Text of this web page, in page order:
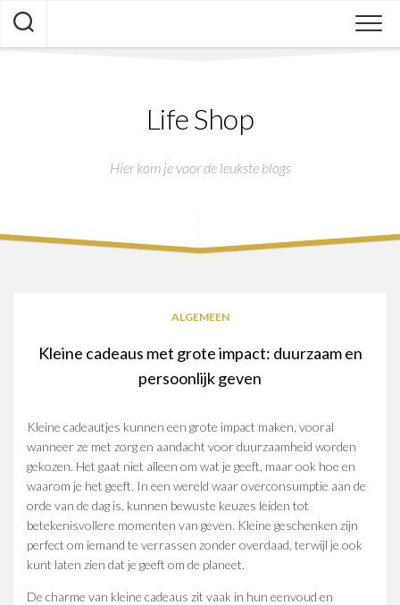
Skip
content
Life Shop
Hier kom je voor de leukste blogs
ALGEMEEN
Kleine cadeaus met grote impact: duurzaam en
persoonlijk geven
Kleine cadeautjes kunnen een grote impact maken, vooral
wanneer ze met zorg en aandacht voor duurzaamheid worden
gekozen. Het gaat niet alleen om wat je geeft, maar ook hoe en
waarom je het geeft. In een wereld waar overconsumptie aan de
orde van de dag is, kunnen bewuste keuzes leiden tot
betekenisvollere momenten van geven. Kleine geschenken zijn
perfect om iemand te verrassen zonder overdaad, terwijl je ook
kunt laten zien dat je geeft om de planeet.
De charme van kleine cadeaus zit vaak in hun eenvoud en